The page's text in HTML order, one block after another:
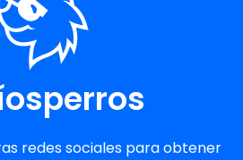
redes sociales para obtener